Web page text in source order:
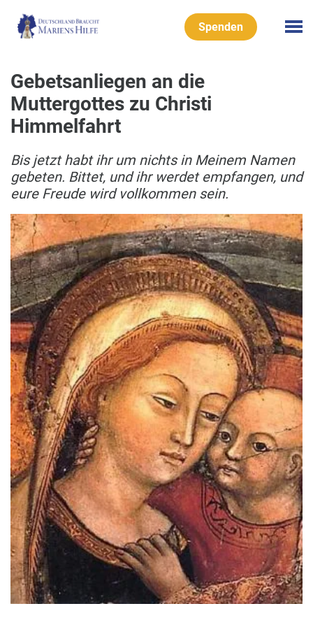
Spenden
Gebetsanliegen an die
Muttergottes zu Christi
Himmelfahrt
Bis jetzt habt ihr um nichts in Meinem Namen
gebeten. Bittet, und ihr werdet empfangen, und
eure Freude wird vollkommen sein.